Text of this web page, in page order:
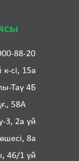
88-20
сі, 15а
Тау 4Б
58А
3, 2а үй
8а
46/1 үй